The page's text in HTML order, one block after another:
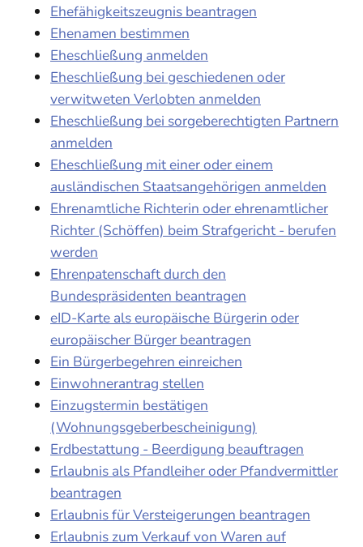
Ehefähigkeitszeugnis beantragen
Ehenamen bestimmen
Eheschließung anmelden
Eheschließung bei geschiedenen oder
verwitweten Verlobten anmelden
Eheschließung bei sorgeberechtigten Partnern
anmelden
Eheschließung mit einer oder einem
ausländischen Staatsangehörigen anmelden
Ehrenamtliche Richterin oder ehrenamtlicher
Richter (Schöffen) beim Strafgericht - berufen
werden
Ehrenpatenschaft durch den
Bundespräsidenten beantragen
eID-Karte als europäische Bürgerin oder
europäischer Bürger beantragen
Ein Bürgerbegehren einreichen
Einwohnerantrag stellen
Einzugstermin bestätigen
(Wohnungsgeberbescheinigung)
Erdbestattung - Beerdigung beauftragen
Erlaubnis als Pfandleiher oder Pfandvermittler
beantragen
Erlaubnis für Versteigerungen beantragen
Erlaubnis zum Verkauf von Waren auf